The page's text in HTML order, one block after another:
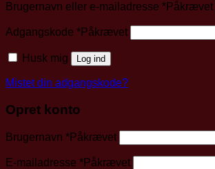
Brugernavn eller e-mailadresse *Påkrævet
Adgangskode *Påkrævet
Husk mig Log ind
Mistet din adgangskode?
Opret konto
Brugernavn *Påkrævet
E-mailadresse *Påkrævet